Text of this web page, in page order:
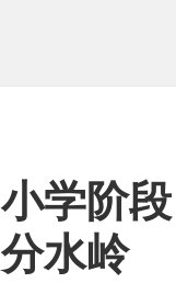
小学阶
分水岭